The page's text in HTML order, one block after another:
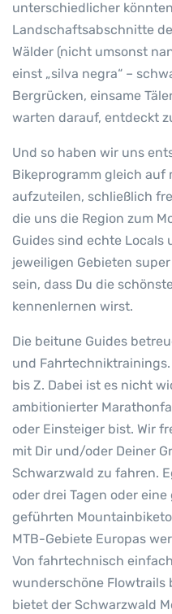
unterschiedlicher
Landschaftsabschnitte
Wälder (nicht umsonst
einst „silva negra“ –
Bergrücken, einsame
warten darauf, entdeckt
Und so haben wir uns
Bikeprogramm gleich auf
aufzuteilen, schließlich
die uns die Region zum
Guides sind echte Locals
jeweiligen Gebieten
sein, dass Du die
kennenlernen wirst.
Die beitune Guides
und
bis Z. Dabei ist es nicht
ambitionierter
oder Einsteiger bist. Wir
mit Dir und/oder Deiner
Schwarzwald zu fahren.
oder drei Tagen oder
geführten
MTB-Gebiete Europas
Von fahrtechnisch
wunderschöne Flowtrails
bietet der Schwarzwald